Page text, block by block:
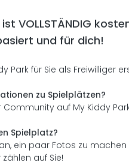
encore été visité ! À toi de
qui découvre ce parc en
hinzu Ich füge
VOLLSTÄNDIG
und für dich!
Park für Sie als Freiwilliger
zu Spielplätzen?
auf My Kiddy
Spielplatz?
ein paar Fotos zu machen
auf Sie!